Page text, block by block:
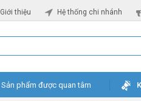
Giới thiệu Hệ thống chi nhánh
Sản phẩm được quan tâm